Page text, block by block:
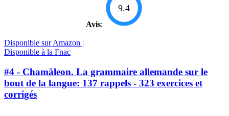
Avis:
9.4
Disponible sur Amazon |
Disponible à la Fnac
#4 - Chamäleon. La grammaire allemande sur le
bout de la langue: 137 rappels - 323 exercices et
corrigés